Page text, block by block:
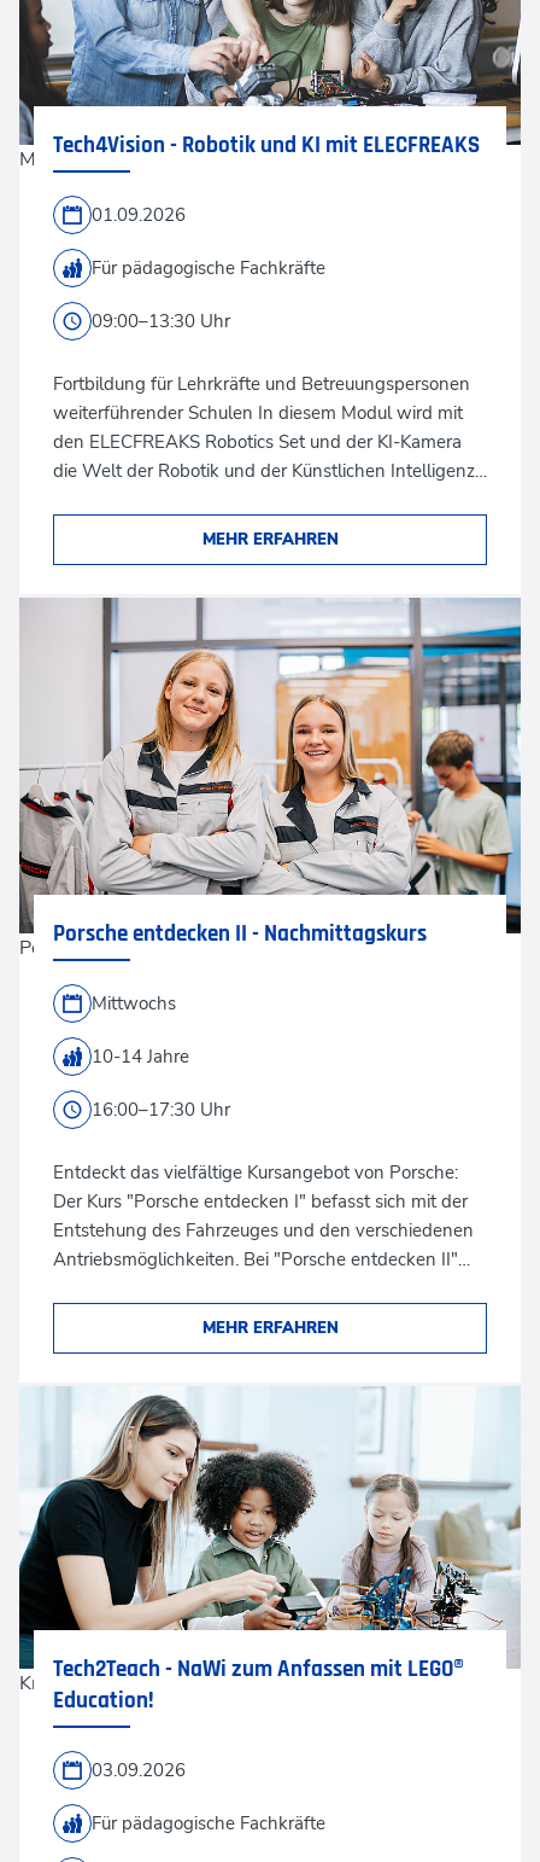
Maskot via Gettyimages
Tech4Vision - Robotik und KI mit ELECFREAKS
01.09.2026
Für pädagogische Fachkräfte
09:00–13:30 Uhr
Fortbildung für Lehrkräfte und Betreuungspersonen
weiterführender Schulen In diesem Modul wird mit
den ELECFREAKS Robotics Set und der KI-Kamera
die Welt der Robotik und der Künstlichen Intelligenz…
MEHR ERFAHREN
Porsche Leipzig GmbH
Porsche entdecken II - Nachmittagskurs
Mittwochs
10-14 Jahre
16:00–17:30 Uhr
Entdeckt das vielfältige Kursangebot von Porsche:
Der Kurs "Porsche entdecken I" befasst sich mit der
Entstehung des Fahrzeuges und den verschiedenen
Antriebsmöglichkeiten. Bei "Porsche entdecken II"…
MEHR ERFAHREN
Krisada tepkulmanont via Gettyimages
Tech2Teach - NaWi zum Anfassen mit LEGO®
Education!
03.09.2026
Für pädagogische Fachkräfte